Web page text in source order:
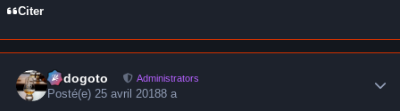
Citer
frédogoto Administrators
Posté(e)25 avril 20188 a